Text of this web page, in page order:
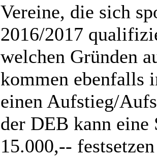
Vereine, die sich
2016/2017
welchen Gründen
kommen ebenfalls
einen Aufstieg/
der DEB kann eine
15.000,-- festsetzen